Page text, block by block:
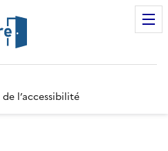
l’accessibilité